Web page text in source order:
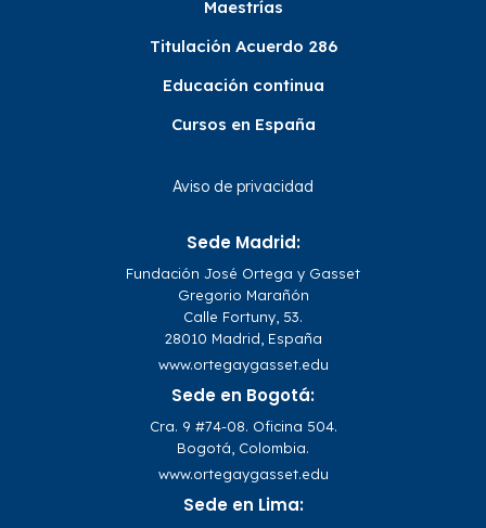
Maestrías
Titulación Acuerdo 286
Educación continua
Cursos en España
Aviso de privacidad
Sede Madrid:
Fundación José Ortega y Gasset
Gregorio Marañón
Calle Fortuny, 53.
28010 Madrid, España
www.ortegaygasset.edu
Sede en Bogotá:
Cra. 9 #74-08. Oficina 504.
Bogotá, Colombia.
www.ortegaygasset.edu
Sede en Lima: